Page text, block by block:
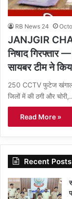
RB News 24
JANJGIR
निषाद
सायबर टीम ने
250 CCTV फुटेज
जिलों में की ठगी और
Read More »
Recent Posts